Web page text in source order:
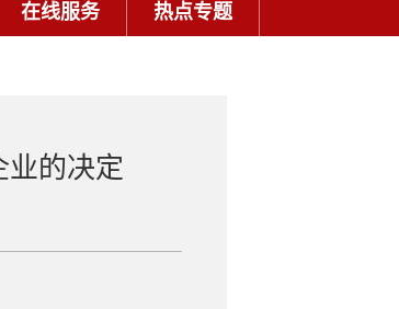
在线服务 热点专题
业的决定